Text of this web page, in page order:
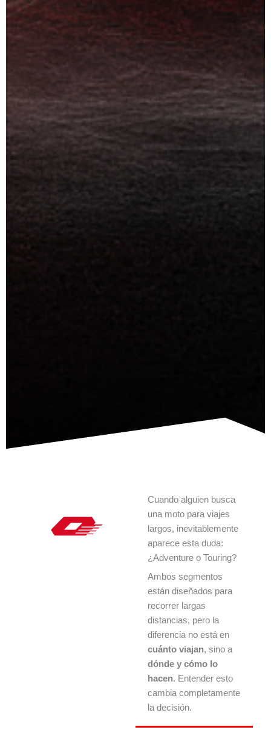
Cuando alguien busca
una moto para viajes
largos, inevitablemente
aparece esta duda:
¿Adventure o Touring?
Ambos segmentos
están diseñados para
recorrer largas
distancias, pero la
diferencia no está en
cuánto viajan, sino a
dónde y cómo lo
hacen. Entender esto
cambia completamente
la decisión.